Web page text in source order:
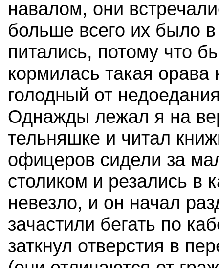
навалом, они
больше всего их было
питались, потому что
кормилась такая
голодный от
Однажды лежал я на
тельняшке и читал
офицеров сидели за
столиком и резались в
невезло, и он начал
зачастили бегать по
заткнул отверстия в